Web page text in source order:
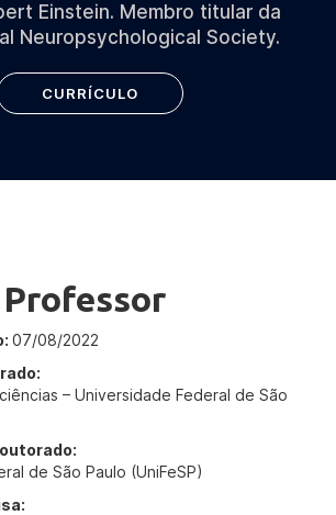
Einstein. Membro titular da
Neuropsychological Society.
CURRÍCULO
07/08/2022
– Universidade Federal de São
de São Paulo (UniFeSP)